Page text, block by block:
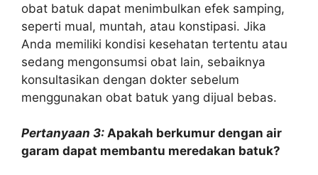
obat batuk dapat menimbulkan efek samping,
seperti mual, muntah, atau konstipasi. Jika
Anda memiliki kondisi kesehatan tertentu atau
sedang mengonsumsi obat lain, sebaiknya
konsultasikan dengan dokter sebelum
menggunakan obat batuk yang dijual bebas.
Pertanyaan 3: Apakah berkumur dengan air
garam dapat membantu meredakan batuk?